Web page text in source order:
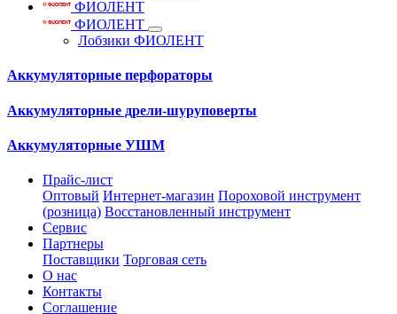
ФИОЛЕНТ
ФИОЛЕНТ
Лобзики ФИОЛЕНТ
Аккумуляторные перфораторы
Аккумуляторные дрели-шуруповерты
Аккумуляторные УШМ
Прайс-лист
Оптовый Интернет-магазин Пороховой инструмент
(розница) Восстановленный инструмент
Сервис
Партнеры
Поставщики Торговая сеть
О нас
Контакты
Соглашение